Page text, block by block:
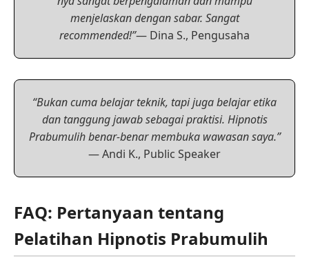
menjelaskan dengan sabar. Sangat
recommended!”— Dina S., Pengusaha
“Bukan cuma belajar teknik, tapi juga belajar etika
dan tanggung jawab sebagai praktisi. Hipnotis
Prabumulih benar-benar membuka wawasan saya.”
— Andi K., Public Speaker
FAQ: Pertanyaan tentang
Pelatihan Hipnotis Prabumulih